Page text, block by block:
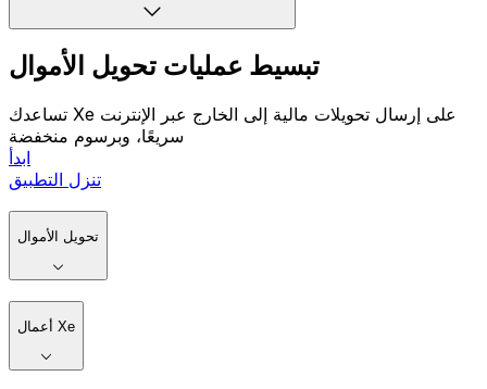
تبسيط عمليات تحويل الأموال
تساعدك Xe على إرسال تحويلات مالية إلى الخارج عبر الإنترنت
سريعًا، وبرسوم منخفضة
ابدأ
تنزل التطبيق
تحويل الأموال
أعمال Xe